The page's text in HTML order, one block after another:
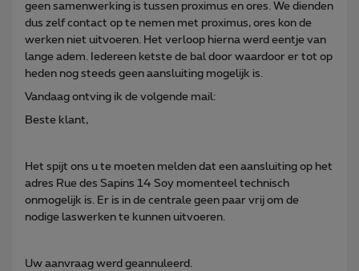
geen samenwerking is tussen proximus en ores. We dienden
dus zelf contact op te nemen met proximus, ores kon de
werken niet uitvoeren. Het verloop hierna werd eentje van
lange adem. Iedereen ketste de bal door waardoor er tot op
heden nog steeds geen aansluiting mogelijk is.
Vandaag ontving ik de volgende mail:
Beste klant,
Het spijt ons u te moeten melden dat een aansluiting op het
adres Rue des Sapins 14 Soy momenteel technisch
onmogelijk is. Er is in de centrale geen paar vrij om de
nodige laswerken te kunnen uitvoeren.
Uw aanvraag werd geannuleerd.